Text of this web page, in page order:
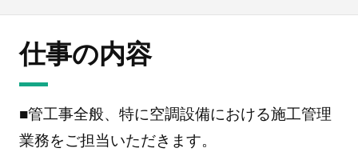
仕事の内容
■管工事全般、特に空調設備における施工管理
業務をご担当いただきます。